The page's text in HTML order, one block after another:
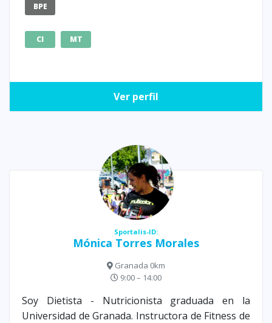
BPE
CI MT
Ver perfil
Sportalis-ID:
Mónica Torres Morales
Granada 0km
9:00 – 14:00
Soy Dietista - Nutricionista graduada en la
Universidad de Granada. Instructora de Fitness de